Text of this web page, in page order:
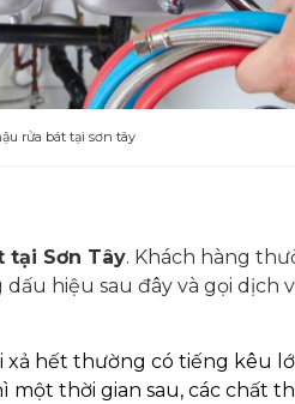
rửa bát tại sơn tây
tại Sơn Tây. Khách hàng
hiệu sau đây và gọi dịch
xả hết thường có tiếng kêu
thời gian sau, các chất